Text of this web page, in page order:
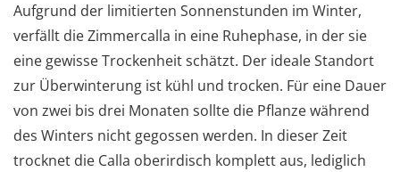
Aufgrund der limitierten Sonnenstunden im Winter,
verfällt die Zimmercalla in eine Ruhephase, in der sie
eine gewisse Trockenheit schätzt. Der ideale Standort
zur Überwinterung ist kühl und trocken. Für eine Dauer
von zwei bis drei Monaten sollte die Pflanze während
des Winters nicht gegossen werden. In dieser Zeit
trocknet die Calla oberirdisch komplett aus, lediglich